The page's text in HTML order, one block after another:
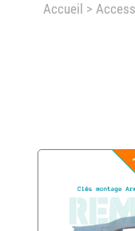
Accueil >